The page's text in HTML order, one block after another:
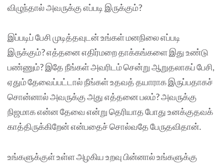
விழுந்தால் அவருக்கு எப்படி இருக்கும்?
இப்படிப் பேசி முடித்தவுடன் உங்கள் மனநிலை எப்படி
இருக்கும்? எத்தனை எதிர்மறை தாக்கங்களை இது உண்டு
பண்ணும்? இதே நீங்கள் அவரிடம் சென்று ஆறுதலாகப் பேசி,
ஏதும் தேவைப்பட்டால் நீங்கள் உதவத் தயாராக இருப்பதாகச்
சொன்னால் அவருக்கு அது எத்தனை பலம்? அவருக்கு
நிஜமாக என்ன தேவை என்று தெரியாத போது உனக்குதவக்
காத்திருக்கிறேன் என்பதைச் சொல்வதே பேருதவிதான்.
உங்களுக்குள் உள்ள அழகிய உறவு பின்னால் உங்களுக்கு